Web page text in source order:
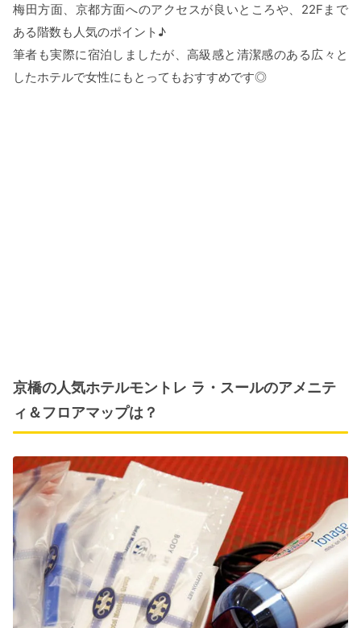
梅田方面、京都方面へのアクセスが良いところや、22Fまで
ある階数も人気のポイント♪
筆者も実際に宿泊しましたが、高級感と清潔感のある広々と
したホテルで女性にもとってもおすすめです◎
京橋の人気ホテルモントレ ラ・スールのアメニテ
ィ＆フロアマップは？